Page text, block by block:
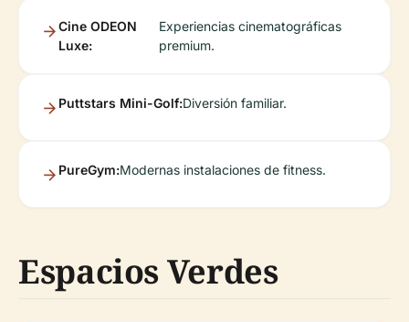
Cine ODEON
Luxe:
Experiencias cinematográficas
premium.
Puttstars Mini-Golf:Diversión familiar.
PureGym:Modernas instalaciones de fitness.
Espacios Verdes